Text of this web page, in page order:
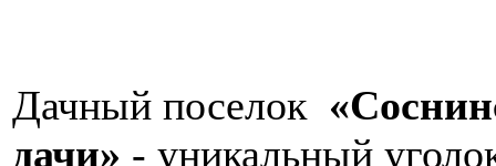
Дачный поселок
дачи» - уникальный